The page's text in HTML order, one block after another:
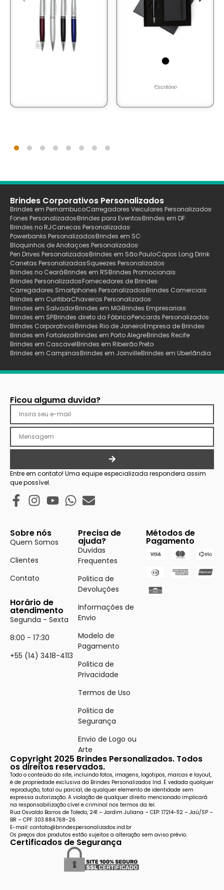
Escritório
Brindes Corporativos Personalizados
Brindes em PernambucoCarregadores Veiculares Personalizados
Fones PersonalizadosBrindes para EventosBrindes em DF
Brindes no RJCanecas Personalizadas
Powerbanks PersonalizadosBrindes em SC
Bloquinhos de Anotaçoes Personalizados
Pen Drives PersonalizadosBrindes em São PauloCopos Long Drink
Canetas PersonalizadasSqueezes Personalizados
Brindes no CearáBrindes em RSBrindes Promocionais
Brindes PersonalizadosFornecedores de Brindes
Carregadores Smartphones PersonalizadosBrindes Comerciais
Brindes em CuritibaChaveiros Personalizados
Brindes em SalvadorBrindes em MGBrindes Empresariais
Brindes em SPBrindes direto da FábricaPencards Personalizados
Brindes CorporativosBrindes Rio de JaneiroEmpresa de Brindes
Brindes em FortalezaBrindes em Porto AlegreBrindes Recife
Brindes em CascavelBrindes em Ribeirão Preto
Brindes em CampinasBrindes em JoinvilleBrindes em Uberlãndia
Ficou alguma duvida?
Entre em contato! Uma equipe especializada respondera assim
que possível.
Sobre nós
Quem Somos
Clientes
Contato
Horário de
atendimento
Segunda - Sexta
8:00 - 17:30
+55 (14) 3418-4113
Precisa de
ajuda?
Duvidas
Frequentes
Politica de
Devoluções
Informações de
Envio
Modelo de
Pagamento
Politica de
Privacidade
Termos de Uso
Politica de
Segurança
Envio de Logo ou
Arte
Métodos de
Pagamento
Copyright 2025 Brindes Personalizados. Todos
os direitos reservados.
Todo o conteúdo do site, incluindo fotos, imagens, logotipos, marcas e layout,
é de propriedade exclusiva da Brindes Personalizados Ind. É vedada qualquer
reprodução, total ou parcial, de qualquer elemento de identidade sem
expressa autorização. A violação de qualquer direito mencionado implicará
na responsabilização cível e criminal nos termos da lei.
Rua Osvaldo Barros de Toledo, 241 – Jardim Juliana – CEP: 17214-112 – Jaú/SP –
BR – CPF: 303.884.768-26
E-mail: contato@brindespersonalizados.ind.br
Os preços dos produtos estão sujeitos a alteração sem aviso prévio.
Certificados de Segurança